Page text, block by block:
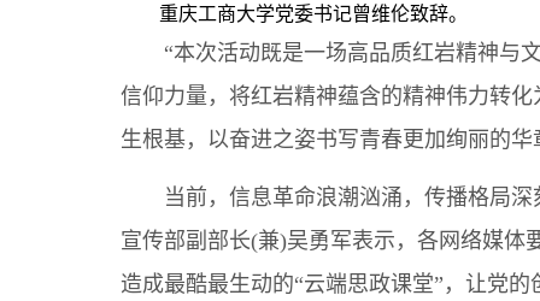
重庆工商大学党委书记曾维伦致辞。
“本次活动既是一场高品质红岩精神与文
信仰力量，将红岩精神蕴含的精神伟力转
生根基，以奋进之姿书写青春更加绚丽的华
当前，信息革命浪潮汹涌，传播格局深
宣传部副部长(兼)吴勇军表示，各网络媒体
造成最酷最生动的“云端思政课堂”，让党